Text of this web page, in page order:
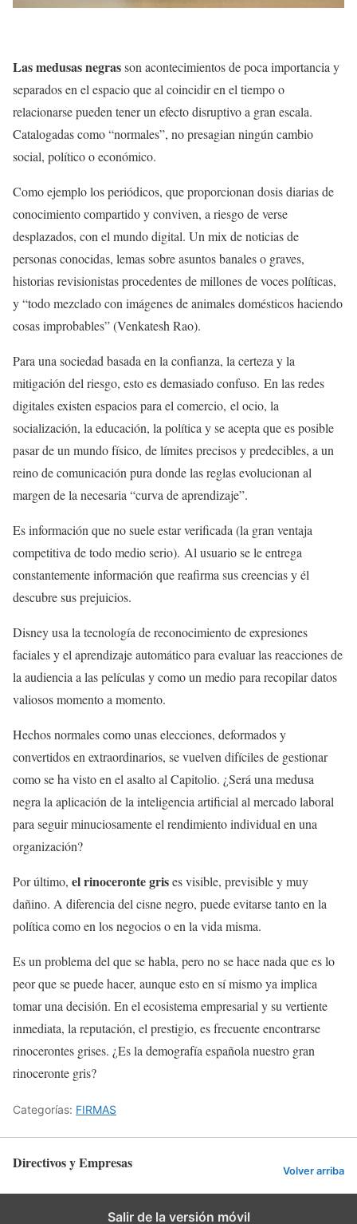
Las medusas negrasson acontecimientos de poca importancia y
separados en el espacio que al coincidir en el tiempo o
relacionarse pueden tener un efecto disruptivo a gran escala.
Catalogadas como “normales”, no presagian ningún cambio
social, político o económico.
Como ejemplo los periódicos, que proporcionan dosis diarias de
conocimiento compartido y conviven, a riesgo de verse
desplazados, con el mundo digital. Un mix de noticias de
personas conocidas, lemas sobre asuntos banales o graves,
historias revisionistas procedentes de millones de voces políticas,
y “todo mezclado con imágenes de animales domésticos haciendo
cosas improbables” (Venkatesh Rao).
Para una sociedad basada en la confianza, la certeza y la
mitigación del riesgo, esto es demasiado confuso. En las redes
digitales existen espacios para el comercio, el ocio, la
socialización, la educación, la política y se acepta que es posible
pasar de un mundo físico, de límites precisos y predecibles, a un
reino de comunicación pura donde las reglas evolucionan al
margen de la necesaria “curva de aprendizaje”.
Es información que no suele estar verificada (la gran ventaja
competitiva de todo medio serio). Al usuario se le entrega
constantemente información que reafirma sus creencias y él
descubre sus prejuicios.
Disney usa la tecnología de reconocimiento de expresiones
faciales y el aprendizaje automático para evaluar las reacciones de
la audiencia a las películas y como un medio para recopilar datos
valiosos momento a momento.
Hechos normales como unas elecciones, deformados y
convertidos en extraordinarios, se vuelven difíciles de gestionar
como se ha visto en el asalto al Capitolio. ¿Será una medusa
negra la aplicación de la inteligencia artificial al mercado laboral
para seguir minuciosamente el rendimiento individual en una
organización?
Por último, el rinoceronte grises visible, previsible y muy
dañino. A diferencia del cisne negro, puede evitarse tanto en la
política como en los negocios o en la vida misma.
Es un problema del que se habla, pero no se hace nada que es lo
peor que se puede hacer, aunque esto en sí mismo ya implica
tomar una decisión. En el ecosistema empresarial y su vertiente
inmediata, la reputación, el prestigio, es frecuente encontrarse
rinocerontes grises. ¿Es la demografía española nuestro gran
rinoceronte gris?
Categorías: FIRMAS
Directivos y Empresas Volver arriba
Salir de la versión móvil